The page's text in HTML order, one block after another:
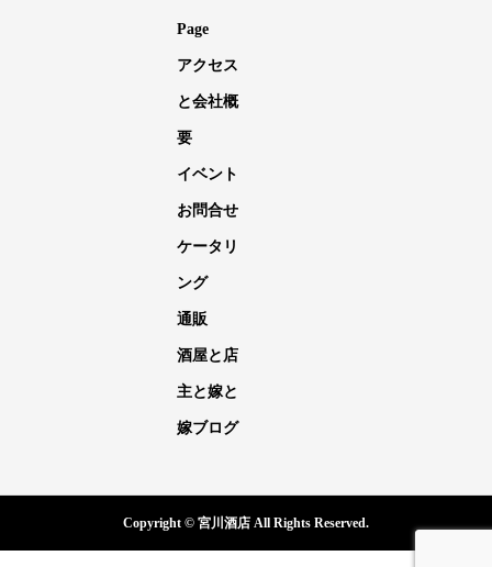
Page
アクセス
と会社概
要
イベント
お問合せ
ケータリ
ング
通販
酒屋と店
主と嫁と
嫁ブログ
Copyright © 宮川酒店 All Rights Reserved.